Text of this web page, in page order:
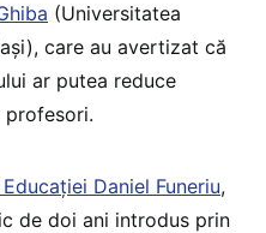
(Universitatea
care au avertizat că
ar putea reduce
Daniel Funeriu,
de doi ani introdus prin